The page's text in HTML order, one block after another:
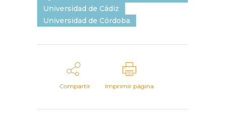
Universidad de Cádiz
Universidad de Córdoba
Compartir Imprimir página